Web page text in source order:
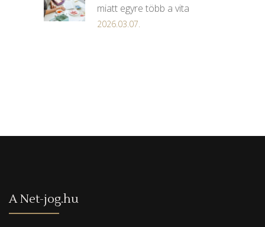
miatt egyre több a vita
2026.03.07.
A Net-jog.hu